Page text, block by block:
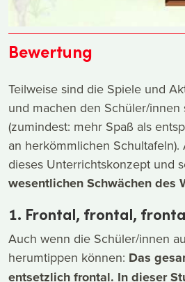
Bewertung
Teilweise sind die Spiele und
und machen den Schüler/innen
(zumindest: mehr Spaß als
an herkömmlichen
dieses Unterrichtskonzept und
wesentlichen Schwächen des
1. Frontal, frontal,
Auch wenn die Schüler/innen
herumtippen können: Das
entsetzlich frontal. In dieser